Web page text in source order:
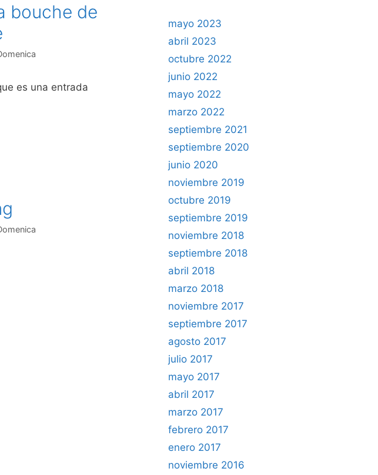
bouche de
es una entrada
mayo 2023
abril 2023
octubre 2022
junio 2022
mayo 2022
marzo 2022
septiembre 2021
septiembre 2020
junio 2020
noviembre 2019
octubre 2019
septiembre 2019
noviembre 2018
septiembre 2018
abril 2018
marzo 2018
noviembre 2017
septiembre 2017
agosto 2017
julio 2017
mayo 2017
abril 2017
marzo 2017
febrero 2017
enero 2017
noviembre 2016